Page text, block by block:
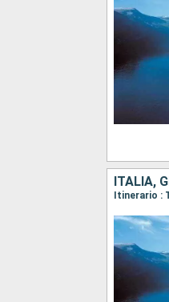
ITALIA,
Itinerario :